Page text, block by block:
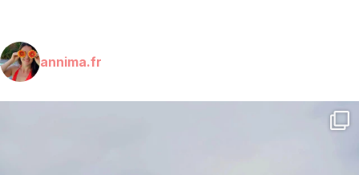
annima.fr